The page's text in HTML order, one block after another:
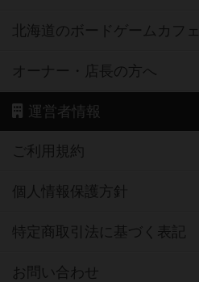
北海道のボードゲームカフェ
オーナー・店長の方へ
運営者情報
ご利用規約
個人情報保護方針
特定商取引法に基づく表記
お問い合わせ